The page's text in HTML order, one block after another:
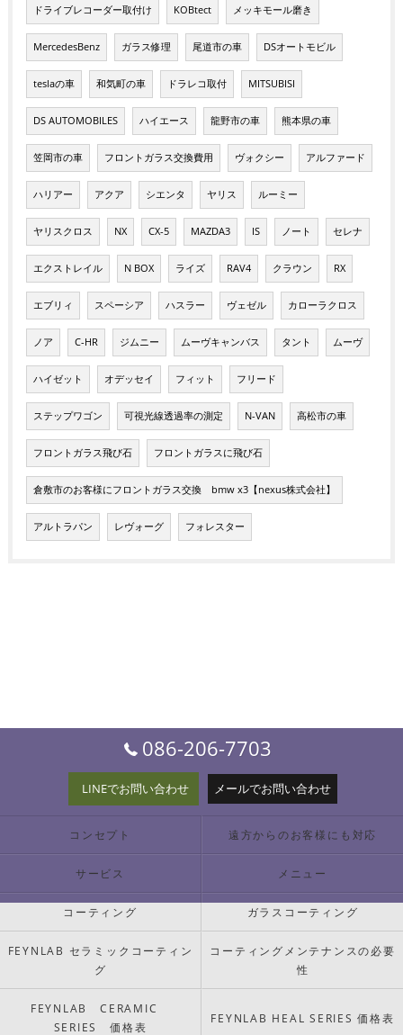
ドライブレコーダー取付け KOBtect メッキモール磨き
MercedesBenz ガラス修理 尾道市の車 DSオートモビル
teslaの車 和気町の車 ドラレコ取付 MITSUBISI
DS AUTOMOBILES ハイエース 龍野市の車 熊本県の車
笠岡市の車 フロントガラス交換費用 ヴォクシー アルファード
ハリアー アクア シエンタ ヤリス ルーミー
ヤリスクロス NX CX-5 MAZDA3 IS ノート セレナ
エクストレイル N BOX ライズ RAV4 クラウン RX
エブリィ スペーシア ハスラー ヴェゼル カローラクロス
ノア C-HR ジムニー ムーヴキャンバス タント ムーヴ
ハイゼット オデッセイ フィット フリード
ステップワゴン 可視光線透過率の測定 N-VAN 高松市の車
フロントガラス飛び石 フロントガラスに飛び石
倉敷市のお客様にフロントガラス交換 bmw x3【nexus株式会社】
アルトラパン レヴォーグ フォレスター
086-206-7703
LINEでお問い合わせ メールでお問い合わせ
コンセプト 遠方からのお客様にも対応
サービス メニュー
コーティング ガラスコーティング
FEYNLAB セラミックコーティン
グ
コーティングメンテナンスの必要
性
FEYNLAB CERAMIC
SERIES 価格表
FEYNLAB HEAL SERIES 価格表